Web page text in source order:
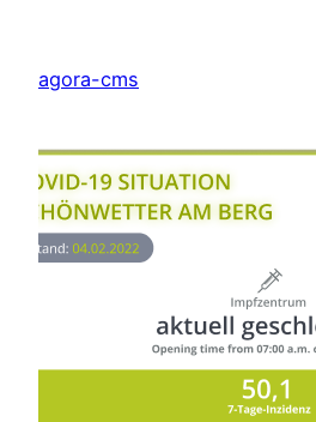
Inhaltagora-cms